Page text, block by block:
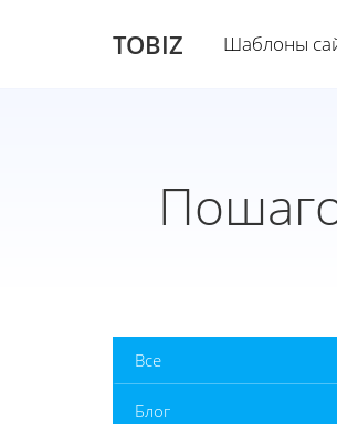
TOBIZ Шаблоны
Все
Блог